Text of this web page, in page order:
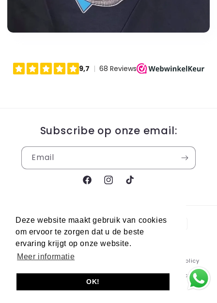
Deze website maakt gebruik van cookies
om ervoor te zorgen dat u de beste
ervaring krijgt op onze website.
Meer informatie
OK!
Subscribe op onze email:
Email
FacebookInstagram
TikTok
Payment
methods
© 2026,Berra Sneakers
Refund policy
Privacy policy
Terms of service
Shipping policy
Contact information
Legal notice